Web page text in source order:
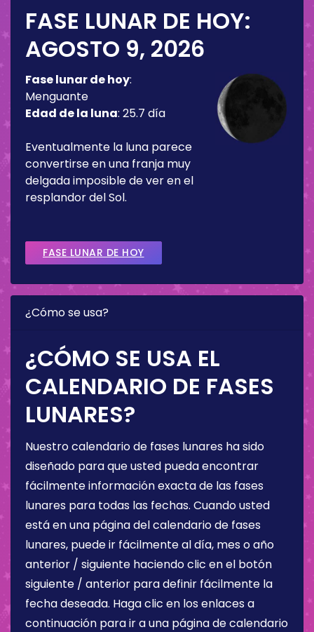
FASE LUNAR DE HOY:
AGOSTO 9, 2026
Fase lunar de hoy:
Menguante
Edad de la luna: 25.7 día
Eventualmente la luna parece
convertirse en una franja muy
delgada imposible de ver en el
resplandor del Sol.
FASE LUNAR DE HOY
¿Cómo se usa?
¿CÓMO SE USA EL
CALENDARIO DE FASES
LUNARES?
Nuestro calendario de fases lunares ha sido
diseñado para que usted pueda encontrar
fácilmente información exacta de las fases
lunares para todas las fechas. Cuando usted
está en una página del calendario de fases
lunares, puede ir fácilmente al día, mes o año
anterior / siguiente haciendo clic en el botón
siguiente / anterior para definir fácilmente la
fecha deseada. Haga clic en los enlaces a
continuación para ir a una página de calendario